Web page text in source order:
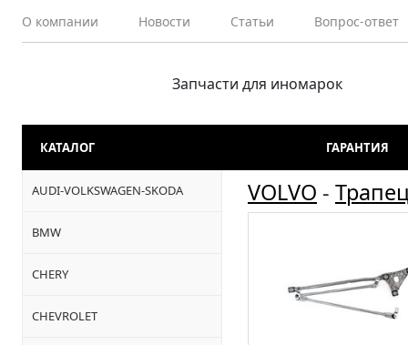
О компании Новости Статьи Вопрос-ответ
Запчасти для иномарок
КАТАЛОГ ГАРАНТИЯ
AUDI-VOLKSWAGEN-SKODA
BMW
CHERY
CHEVROLET
VOLVO -